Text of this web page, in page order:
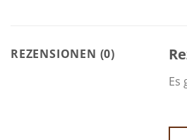
REZENSIONEN (0)
Es